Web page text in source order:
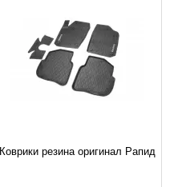
Коврики резина оригинал Рапид